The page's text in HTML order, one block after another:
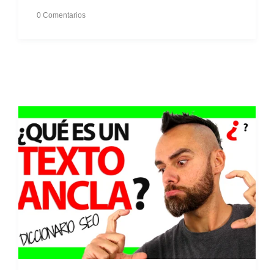
0 Comentarios